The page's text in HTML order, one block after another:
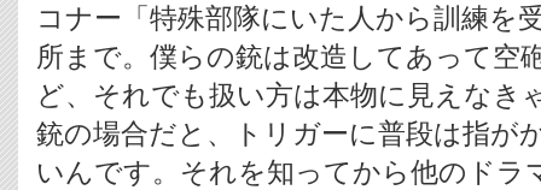
コナー「特殊部隊にいた人から訓練を
所まで。僕らの銃は改造してあって空
ど、それでも扱い方は本物に見えなき
銃の場合だと、トリガーに普段は指が
いんです。それを知ってから他のドラ